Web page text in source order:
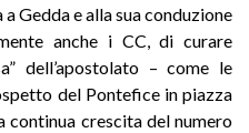
Gedda e alla sua conduzione
anche i CC, di curare
dell’apostolato – come le
del Pontefice in piazza
continua crescita del numero